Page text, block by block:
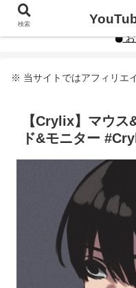
YouTuberや人気イン
お
※ 当サイトではアフィリエ
【Crylix】マウ
ド&モニター
検索